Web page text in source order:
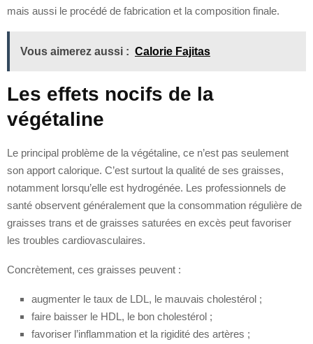
mais aussi le procédé de fabrication et la composition finale.
Vous aimerez aussi : Calorie Fajitas
Les effets nocifs de la
végétaline
Le principal problème de la végétaline, ce n’est pas seulement
son apport calorique. C’est surtout la qualité de ses graisses,
notamment lorsqu’elle est hydrogénée. Les professionnels de
santé observent généralement que la consommation régulière de
graisses trans et de graisses saturées en excès peut favoriser
les troubles cardiovasculaires.
Concrètement, ces graisses peuvent :
augmenter le taux de LDL, le mauvais cholestérol ;
faire baisser le HDL, le bon cholestérol ;
favoriser l’inflammation et la rigidité des artères ;